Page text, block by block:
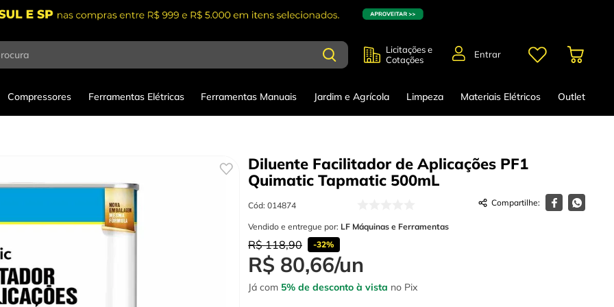
Licitações e
Cotações
Entrar
Compressores Ferramentas Elétricas Ferramentas Manuais Jardim e Agrícola Limpeza Materiais Elétricos Outlet
Diluente Facilitador de Aplicações PF1
Quimatic Tapmatic 500mL
Cód: 014874
Vendido e entregue por: LF Máquinas e Ferramentas
R$ 118,90 -32%
R$ 80,66/un
Já com 5% de desconto à vista no Pix